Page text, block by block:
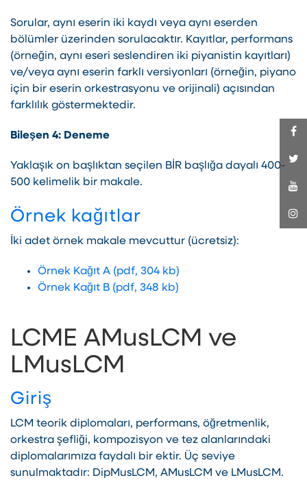
Sorular, aynı eserin iki kaydı veya aynı eserden
bölümler üzerinden sorulacaktır. Kayıtlar, performans
(örneğin, aynı eseri seslendiren iki piyanistin kayıtları)
ve/veya aynı eserin farklı versiyonları (örneğin, piyano
için bir eserin orkestrasyonu ve orijinali) açısından
farklılık göstermektedir.
Bileşen 4: Deneme
Yaklaşık on başlıktan seçilen BİR başlığa dayalı 400-
500 kelimelik bir makale.
Örnek kağıtlar
İki adet örnek makale mevcuttur (ücretsiz):
Örnek Kağıt A (pdf, 304 kb)
Örnek Kağıt B (pdf, 348 kb)
LCME AMusLCM ve
LMusLCM
Giriş
LCM teorik diplomaları, performans, öğretmenlik,
orkestra şefliği, kompozisyon ve tez alanlarındaki
diplomalarımıza faydalı bir ektir. Üç seviye
sunulmaktadır: DipMusLCM, AMusLCM ve LMusLCM.